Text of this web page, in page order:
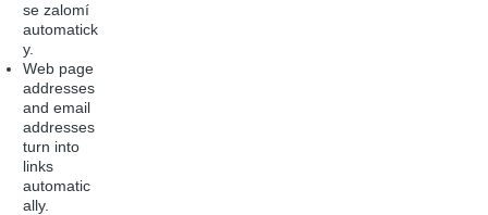
se zalomí
automatick
y.
Web page
addresses
and email
addresses
turn into
links
automatic
ally.